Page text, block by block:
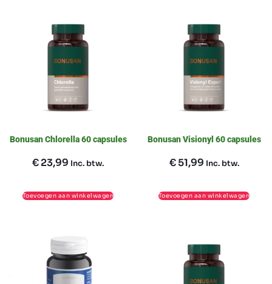
Bonusan Chlorella 60 capsules
€23,99 Inc. btw.
Toevoegen aan winkelwagen
Bonusan Visionyl 60 capsules
€51,99 Inc. btw.
Toevoegen aan winkelwagen